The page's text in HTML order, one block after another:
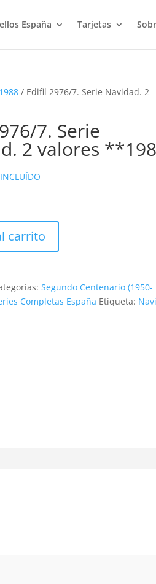
España Tarjetas
1988 / Edifil 2976/7. Serie Navidad. 2
7. Serie
2 valores
carrito
Segundo Centenario (1950-
Completas España Etiqueta: